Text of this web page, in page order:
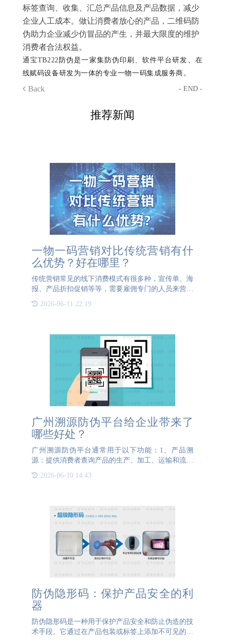
标签查询、收集、汇总产品信息及产品数据，减少
企业人工成本。做让消费者放心的产品，二维码防
伪助力企业减少仿冒品的产生，并最大限度的维护
消费者合法权益。
通宝TB222 防伪是一家集防伪印刷、软件平台研发、在
线赋码设备研发为一体的专业一物一码集成服务商。
Back - END -
推荐新闻
一物一码营销对比传统营销有什
么优势？好在哪里？
传统营销常见的线下消费模式有很多种，宣传单、海
报、产品折扣促销等等，需要雇佣专门的人员来营销
者可以看得见摸的着，但是营销模式有局限性，销售
2026-06-11 22:19
广州溯源防伪平台给企业带来了
哪些好处？
广州溯源防伪平台通常用于以下功能：1、产品溯
源：提供消费者查询产品的生产、加工、运输和流通
伪验证：通过扫描产品包装上的防伪标识或输入相关
2026-06-10 14:43
防伪隐形码：保护产品安全的利
器
防伪隐形码是一种用于保护产品安全和防止伪造的技
术手段。它通过在产品包装或标签上添加不可见的特